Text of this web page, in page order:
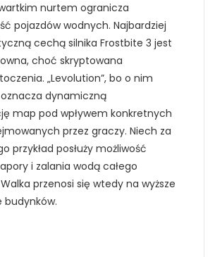
nurtem ogranicza
pojazdów wodnych. Najbardziej
cechą silnika Frostbite 3 jest
choć skryptowana
„Levolution”, bo o nim
dynamiczną
map pod wpływem konkretnych
przez graczy. Niech za
przykład posłuży możliwość
i zalania wodą całego
przenosi się wtedy na wyższe
budynków.